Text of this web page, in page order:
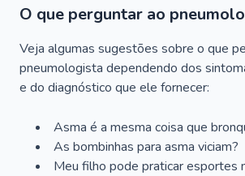
O que perguntar ao
Veja algumas sugestões sobre o que
pneumologista dependendo dos
e do diagnóstico que ele fornecer:
Asma é a mesma coisa que
As bombinhas para asma viciam?
Meu filho pode praticar esportes